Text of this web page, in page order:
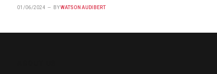
01/06/2024 BY WATSON AUDIBERT